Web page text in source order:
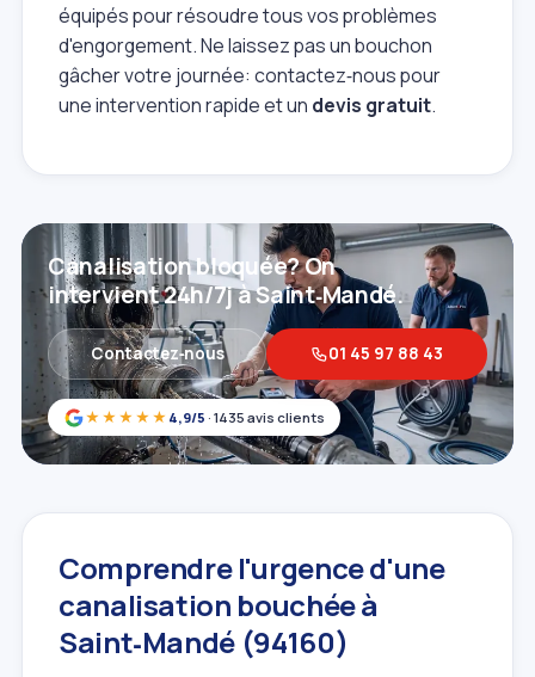
équipés pour résoudre tous vos problèmes
d'engorgement. Ne laissez pas un bouchon
gâcher votre journée: contactez‑nous pour
une intervention rapide et un devis gratuit.
★★★★★ 4,9/5 · 1435 avis clients
Canalisation bloquée? On
intervient 24h/7j à Saint‑Mandé.
Contactez‑nous 01 45 97 88 43
Comprendre l'urgence d'une
canalisation bouchée à
Saint‑Mandé (94160)